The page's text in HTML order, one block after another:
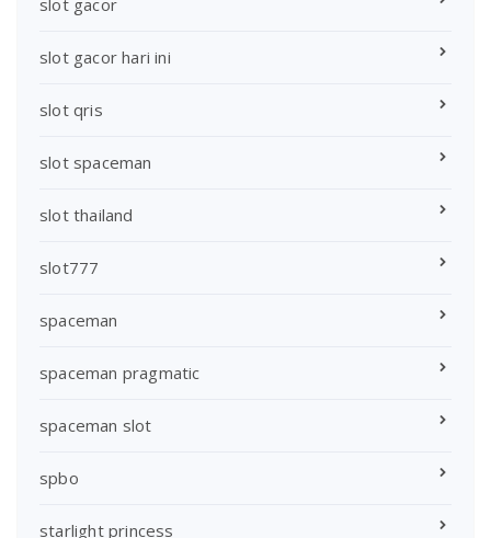
slot gacor
slot gacor hari ini
slot qris
slot spaceman
slot thailand
slot777
spaceman
spaceman pragmatic
spaceman slot
spbo
starlight princess